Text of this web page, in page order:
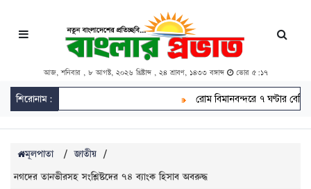
আজ, শনিবার , ৮ আগস্ট, ২০২৬ খ্রিষ্টাব্দ , ২৪ শ্রাবণ, ১৪৩৩ বঙ্গাব্দ ভোর ৫:১৭
শিরোনাম: রোম বিমানবন্দরে ৭ ঘণ্টার বেশি আটকে
মূলপাতা / জাতীয় /
নগদের তানভীরসহ সংশ্লিষ্টদের ৭৪ ব্যাংক হিসাব অবরুদ্ধ